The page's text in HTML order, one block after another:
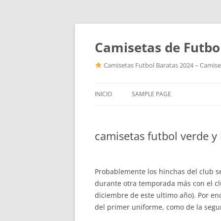
Camisetas de
Camisetas Futbol Baratas 2024 –
INICIO SAMPLE PAGE
camisetas futbol verde y
Probablemente los hinchas del club
durante otra temporada más con el
diciembre de este ultimo año). Por
del primer uniforme, como de la